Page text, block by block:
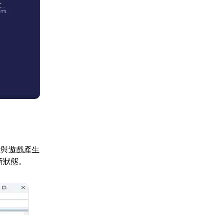
遊戲產生
態。